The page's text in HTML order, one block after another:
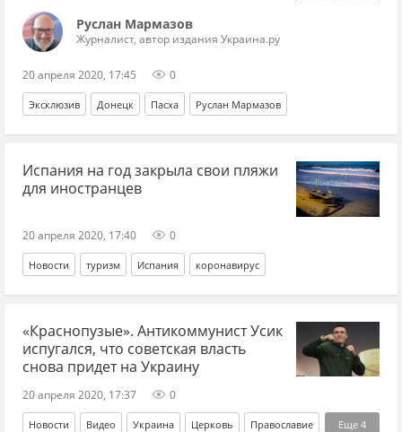
Руслан Мармазов
Журналист, автор издания Украина.ру
20 апреля 2020, 17:45 0
Эксклюзив Донецк Пасха Руслан Мармазов
Испания на год закрыла свои пляжи
для иностранцев
20 апреля 2020, 17:40 0
Новости туризм Испания коронавирус
«Краснопузые». Антикоммунист Усик
испугался, что советская власть
снова придет на Украину
20 апреля 2020, 17:37 0
Еще 4
Новости Видео Украина Церковь Православие